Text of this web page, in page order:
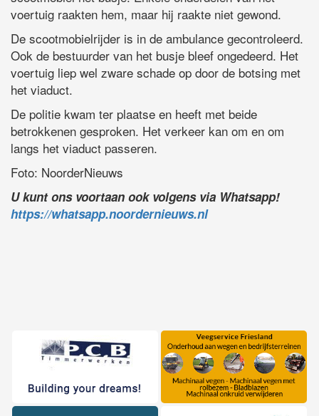
voertuig raakten hem, maar hij raakte niet gewond.
De scootmobielrijder is in de ambulance gecontroleerd.
Ook de bestuurder van het busje bleef ongedeerd. Het
voertuig liep wel zware schade op door de botsing met
het viaduct.
De politie kwam ter plaatse en heeft met beide
betrokkenen gesproken. Het verkeer kan om en om
langs het viaduct passeren.
Foto: NoorderNieuws
U kunt ons voortaan ook volgens via Whatsapp!
https://whatsapp.noordernieuws.nl